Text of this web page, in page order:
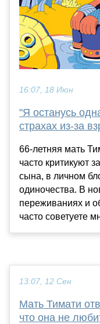
16:07, 18 Июн
"Я останусь
страхах из-за
66-летняя мать
часто критикуют
сына, в личном
одиночества. В
переживаниях и
часто советуете
13:07, 12 Сен
Мать Тимати
что она не